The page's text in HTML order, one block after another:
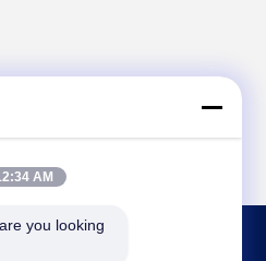
AM
you looking